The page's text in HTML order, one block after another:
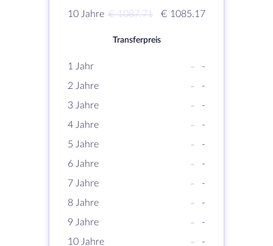
10 Jahre € 1087.71 € 1085.17
Transferpreis
1 Jahr -
-
2 Jahre
-
-
3 Jahre
-
-
4 Jahre
-
-
5 Jahre
-
-
6 Jahre
-
-
7 Jahre
-
-
8 Jahre
-
-
9 Jahre
-
-
10 Jahre
- -